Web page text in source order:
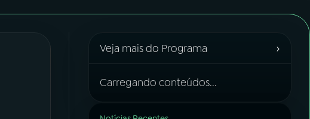
Veja mais do Programa ›
Carregando conteúdos...